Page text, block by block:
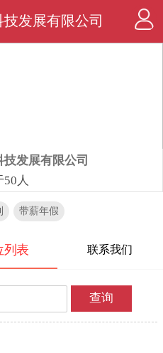
发展有限公司
发展有限公司
50人
带薪年假
列表 联系我们
查询